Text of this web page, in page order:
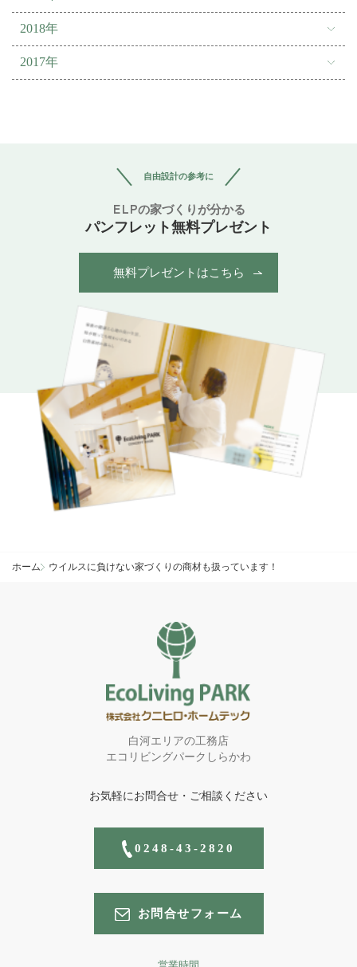
2018年
2017年
自由設計の参考に
ELPの家づくりが分かる
パンフレット無料プレゼント
無料プレゼントはこちら
ホーム ウイルスに負けない家づくりの商材も扱っています！
白河エリアの工務店
エコリビングパークしらかわ
お気軽にお問合せ・ご相談ください
0248-43-2820
お問合せフォーム